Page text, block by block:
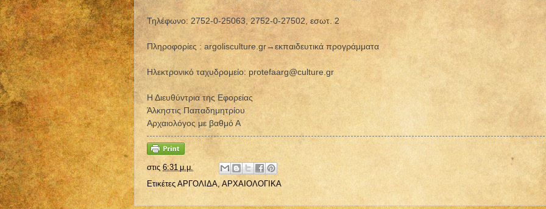
Τηλέφωνο: 2752-0-25063, 2752-0-27502, εσωτ. 2
Πληροφορίες : argolisculture.gr→εκπαιδευτικά προγράμματα
Ηλεκτρονικό ταχυδρομείο: protefaarg@culture.gr
Η Διευθύντρια της Εφορείας
Άλκηστις Παπαδημητρίου
Αρχαιολόγος με βαθμό Α
στις 6:31 μ.μ.
Ετικέτες ΑΡΓΟΛΙΔΑ,ΑΡΧΑΙΟΛΟΓΙΚΑ